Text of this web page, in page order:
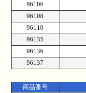
96106
96108
96110
96135
96136
96137
商品番号